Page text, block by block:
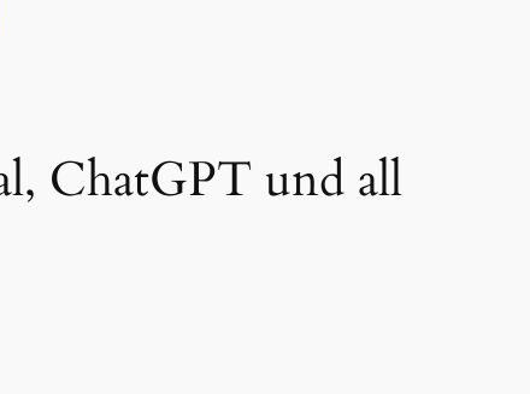
ChatGPT und all